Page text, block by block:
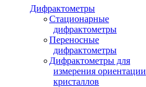
Дифрактометры
Стационарные
дифрактометры
Переносные
дифрактометры
Дифрактометры для
измерения ориентации
кристаллов